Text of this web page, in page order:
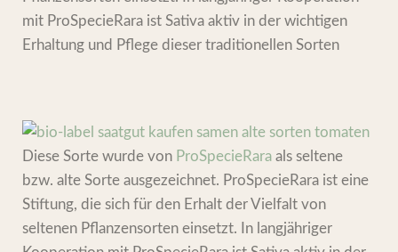
mit ProSpecieRara ist Sativa aktiv in der wichtigen
Erhaltung und Pflege dieser traditionellen Sorten
Diese Sorte wurde von ProSpecieRara als seltene
bzw. alte Sorte ausgezeichnet. ProSpecieRara ist eine
Stiftung, die sich für den Erhalt der Vielfalt von
seltenen Pflanzensorten einsetzt. In langjähriger